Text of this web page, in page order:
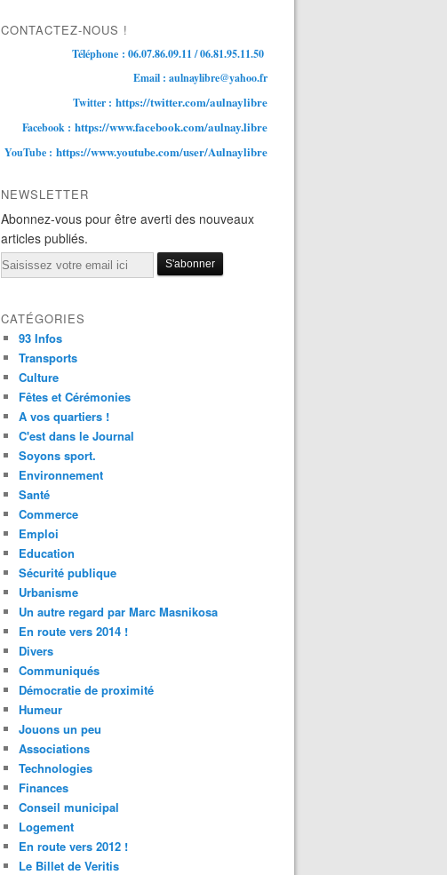
CONTACTEZ-NOUS !
Téléphone : 06.07.86.09.11 / 06.81.95.11.50
Email : aulnaylibre@yahoo.fr
Twitter : https://twitter.com/aulnaylibre
Facebook : https://www.facebook.com/aulnay.libre
YouTube : https://www.youtube.com/user/Aulnaylibre
NEWSLETTER
Abonnez-vous pour être averti des nouveaux
articles publiés.
Email
CATÉGORIES
93 Infos
Transports
Culture
Fêtes et Cérémonies
A vos quartiers !
C'est dans le Journal
Soyons sport.
Environnement
Santé
Commerce
Emploi
Education
Sécurité publique
Urbanisme
Un autre regard par Marc Masnikosa
En route vers 2014 !
Divers
Communiqués
Démocratie de proximité
Humeur
Jouons un peu
Associations
Technologies
Finances
Conseil municipal
Logement
En route vers 2012 !
Le Billet de Veritis